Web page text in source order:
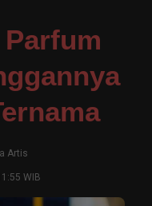
Artis
WIB